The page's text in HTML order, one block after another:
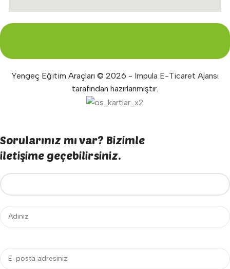
Yengeç Eğitim Araçları © 2026 - Impula E-Ticaret Ajansı
tarafından hazırlanmıştır.
Sorularınız mı var? Bizimle
iletişime geçebilirsiniz.